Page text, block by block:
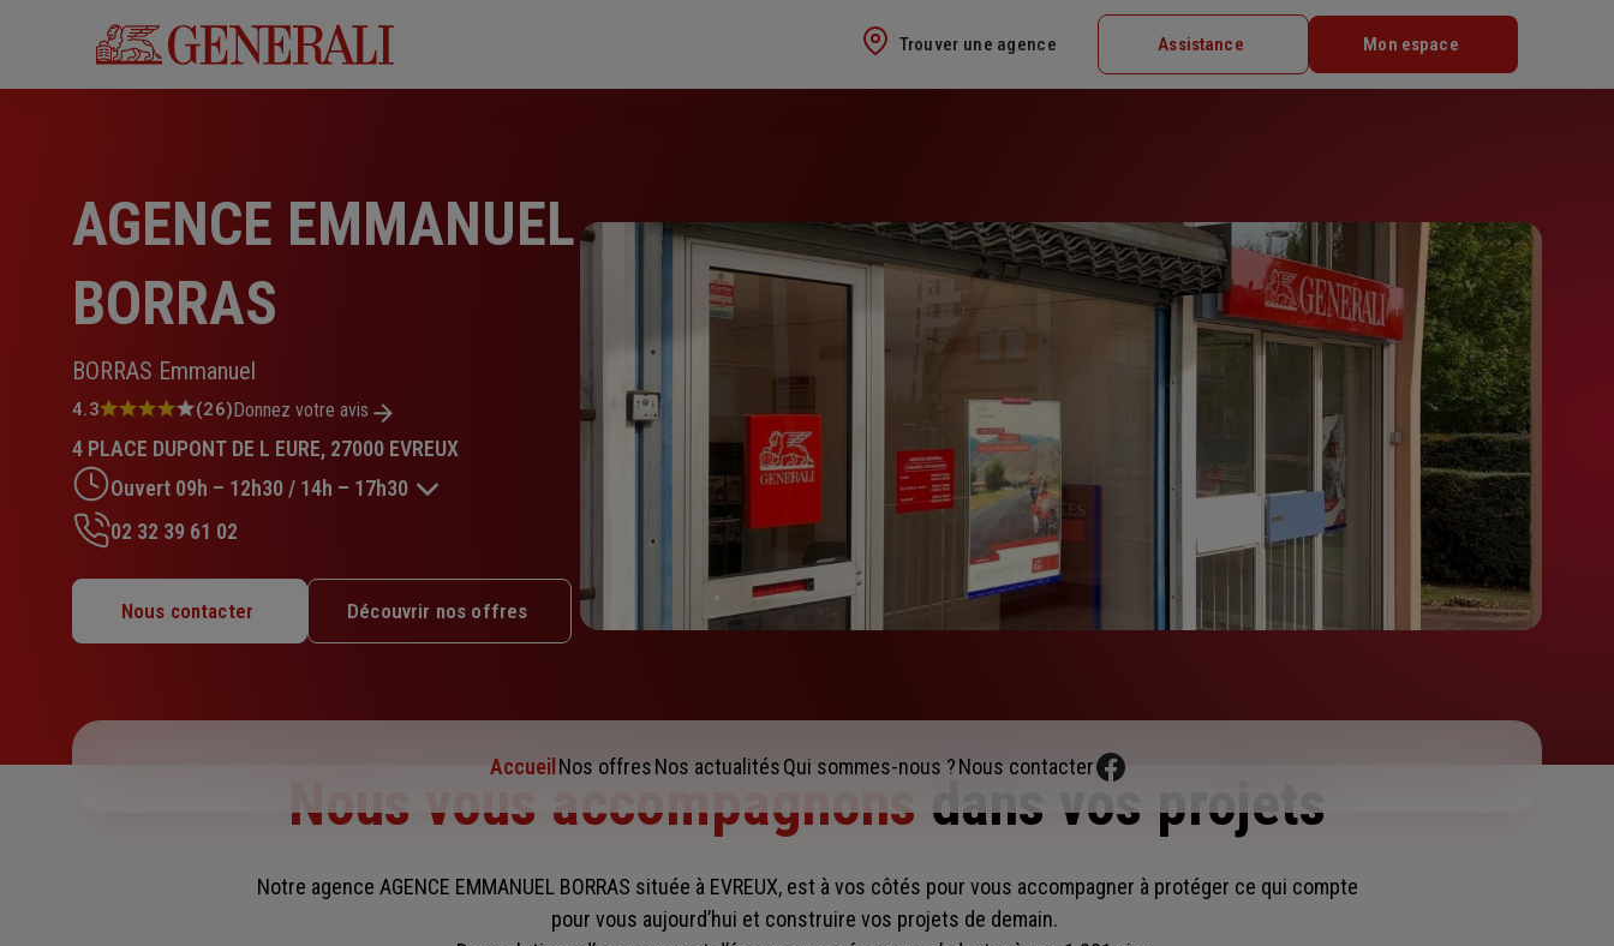
Trouver une agence Assistance Mon espace
AGENCE EMMANUEL
BORRAS
BORRAS Emmanuel
Note
4.3
sur
5
étoiles
4.3 (26)Donnez votre avis
4 PLACE DUPONT DE L EURE, 27000 EVREUX
Ouvert 09h – 12h30 / 14h – 17h30
Mardi : 09h – 12h30 / 14h – 17h30
Mercredi : 09h – 12h30 / 14h – 17h30
Jeudi : 09h – 12h30 / 14h – 17h30
02 32 39 61 02
Nous contacter Découvrir nos offres
Accueil Nos offresNos actualitésQui sommes-nous ?Nous contacter
Nous vous accompagnons dans vos projets
Notre agence AGENCE EMMANUEL BORRAS située à EVREUX, est à vos côtés pour vous accompagner à protéger ce qui compte
pour vous aujourd’hui et construire vos projets de demain.